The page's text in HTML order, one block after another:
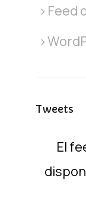
Feed
Tweets
El